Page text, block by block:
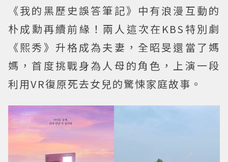
《我的黑歷史誤答筆記》中有浪漫互動的
朴成勳再續前緣！兩人這次在KBS特別劇
《熙秀》升格成為夫妻，全昭旻還當了媽
媽，首度挑戰身為人母的角色，上演一段
利用VR復原死去女兒的驚悚家庭故事。